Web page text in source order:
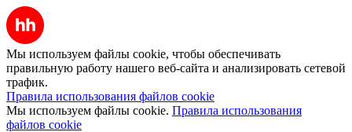
Мы используем файлы cookie, чтобы обеспечивать
правильную работу нашего веб-сайта и анализировать сетевой
трафик.
Правила использования файлов cookie
Мы используем файлы cookie. Правила использования
файлов cookie